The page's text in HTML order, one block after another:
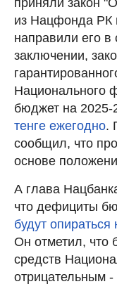
из Нацфонда РК
направили его в
заключении,
Национального
бюджет на 2025-
тенге ежегодно.
сообщил, что
основе
А глава
что дефициты
будут
Он отметил, что
средств
отрицательным